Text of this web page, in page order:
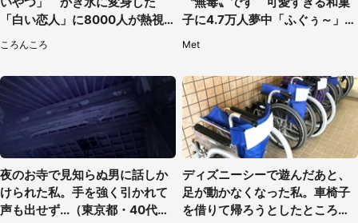
「白い恋人」に8000人が熱視
線【期間限定】
ころんころ
子に4.7万人夢中「ふぐぅ～」
「職人の技ですね」
Met
夜のお寺で見知らぬ男に話しか
けられた私。手を強く引かれて
声も出せず...（東京都・40代女
ディズニーシーで遊んだあと、
足が動かなくなった私。車椅子
を借りて帰ろうとしたところで